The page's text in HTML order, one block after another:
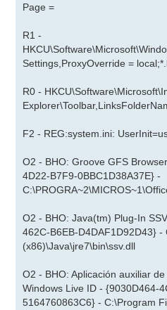
Page =
R1 -
Settings,ProxyOverride =
R0 -
F2 - REG:system.ini:
O2 - BHO: Groove GFS
4D22-B7F9-0BBC1D38A37E} -
O2 - BHO: Java(tm) Plug-In
462C-B6EB-D4DAF1D92D43} -
(x86)\Java\jre7\bin\ssv.dll
O2 - BHO: Aplicación auxiliar
Windows Live ID - {9030D464-
5164760863C6} - C:\Program